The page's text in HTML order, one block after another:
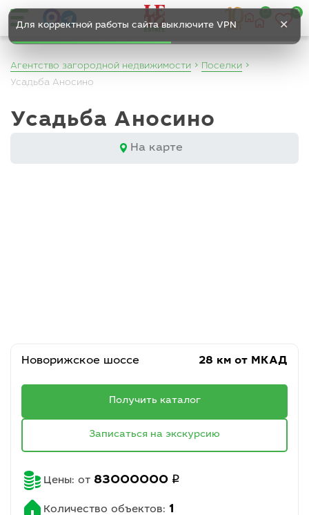
Для корректной работы сайта выключите VPN ✕
0
Агентство загородной недвижимости
Поселки
Усадьба Аносино
Усадьба Аносино
На карте
Новорижское шоссе 28 км от МКАД
Получить каталог
Записаться на экскурсию
Цены: от 83000000 q
Количество объектов: 1